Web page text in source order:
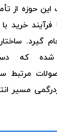
حوزه از
فرآیند خرید
گیرد.
شده که
مرتبط
مسیر